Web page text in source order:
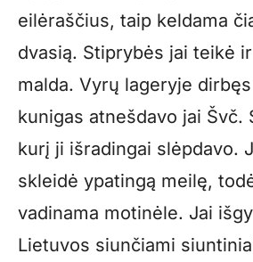
eilėraščius, taip keldama
dvasią. Stiprybės jai teikė
malda. Vyrų lageryje
kunigas atnešdavo jai Švč.
kurį ji išradingai slėpdavo.
skleidė ypatingą meilę,
vadinama motinėle. Jai
Lietuvos siunčiami